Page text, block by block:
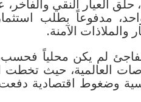
مدفوعاً بطلب
والملاذات الآمنة.
لم يكن محلياً
وضغوط اقتصادية